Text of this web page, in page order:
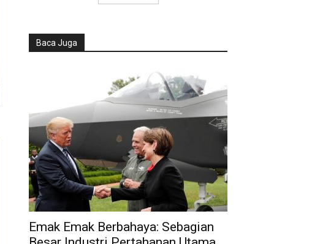
Baca Juga
Emak Emak Berbahaya: Sebagian